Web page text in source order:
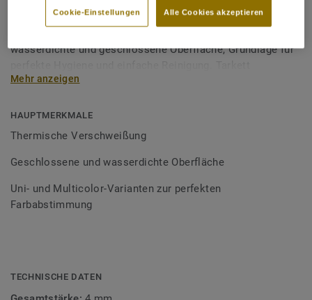
Schweißschnüre werden zur thermischen Verschweißung
wasserdichte und geschlossene Oberfläche, Grundlage für
Schweißschnüre sind erhältlich in den Varianten Uni und
Bodenbelagssortiment abgestimmt. Durch die Verwendung
von Kontrastfarben lassen sich auch besondere
Mehr anzeigen
HAUPTMERKMALE
Thermische Verschweißung
Geschlossene und wasserdichte Oberfläche
Uni- und Multicolor-Varianten zur perfekten
Farbabstimmung
TECHNISCHE DATEN
Alle Cookies akzeptieren
Cookie-Einstellungen